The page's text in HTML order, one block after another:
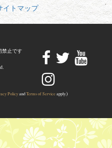
イトマップ
禁止です
PolicyandTerms of Service apply.)